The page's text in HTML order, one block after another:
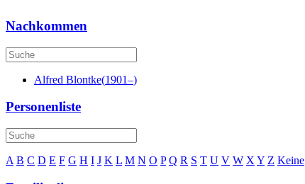
Nachkommen
Alfred Blontke(1901–)
Personenliste
A B C D E F G H I J K L M N O P Q R S T U V W X Y Z Keine